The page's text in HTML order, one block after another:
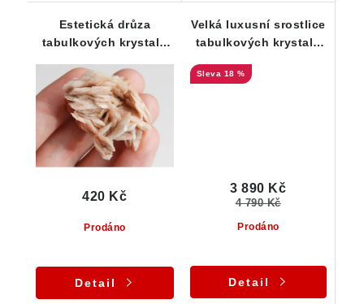
Estetická drůza
tabulkových krystalů
Prodáno
420 Kč
Detail
Velká luxusní srostlice
tabulkových krystalů
vzorek
18 %
Prodáno
3 890 Kč
4 790 Kč
Detail